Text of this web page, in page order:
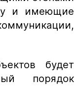
и имеющие
будет
порядок